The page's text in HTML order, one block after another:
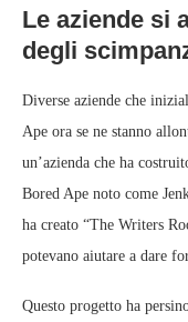
Le aziende si
degli
Diverse aziende che
Ape ora se ne stanno
un’azienda che ha
Bored Ape noto come
ha creato “The Writers
potevano aiutare a dare
Questo progetto ha